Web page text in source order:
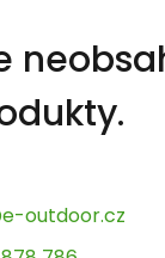
outdoor.cz